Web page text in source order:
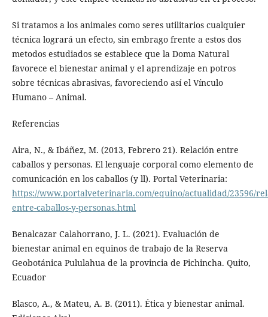
Si tratamos a los animales como seres utilitarios cualquier
técnica logrará un efecto, sin embrago frente a estos dos
metodos estudiados se establece que la Doma Natural
favorece el bienestar animal y el aprendizaje en potros
sobre técnicas abrasivas, favoreciendo así el Vínculo
Humano – Animal.
Referencias
Aira, N., & Ibáñez, M. (2013, Febrero 21). Relación entre
caballos y personas. El lenguaje corporal como elemento de
comunicación en los caballos (y ll). Portal Veterinaria:
https://www.portalveterinaria.com/equino/actualidad/23596/
entre-caballos-y-personas.html
Benalcazar Calahorrano, J. L. (2021). Evaluación de
bienestar animal en equinos de trabajo de la Reserva
Geobotánica Pululahua de la provincia de Pichincha. Quito,
Ecuador
Blasco, A., & Mateu, A. B. (2011). Ética y bienestar animal.